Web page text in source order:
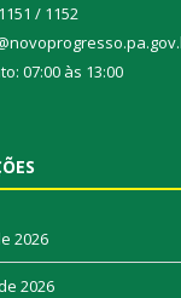
/ 1152
07:00 às 13:00
2026
2026